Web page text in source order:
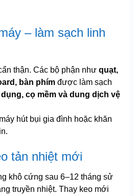
– làm sạch linh
thận. Các bộ phận như quạt,
bàn phímđược làm sạch
cọ mềm và dung dịch vệ
hút bụi gia đình hoặc khăn
tản nhiệt mới
khô cứng sau 6–12 tháng sử
truyền nhiệt. Thay keo mới